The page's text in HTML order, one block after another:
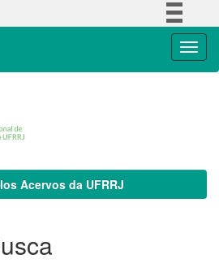
Acervos da UFRRJ